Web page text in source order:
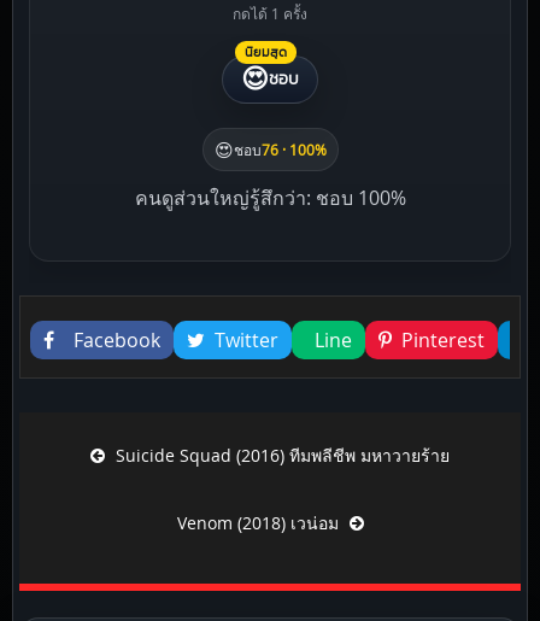
กดได้ 1 ครั้ง
นิยมสุด
😍ชอบ
😍ชอบ76 · 100%
คนดูส่วนใหญ่รู้สึกว่า: ชอบ 100%
Liked this
Facebook
Twitter Line Pinterest
Post navigationSuicide Squad (2016) ทีมพลีชีพ มหาวายร้าย
Venom (2018) เวน่อม